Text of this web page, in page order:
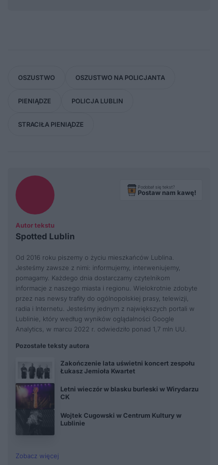
OSZUSTWO OSZUSTWO NA POLICJANTA
PIENIĄDZE POLICJA LUBLIN
STRACIŁA PIENIĄDZE
Autor tekstu
Spotted Lublin
Podobał się tekst?
Postaw nam kawę!
Od 2016 roku piszemy o życiu mieszkańców Lublina.
Jesteśmy zawsze z nimi: informujemy, interweniujemy,
pomagamy. Każdego dnia dostarczamy czytelnikom
informacje z naszego miasta i regionu. Wielokrotnie zdobyte
przez nas newsy trafiły do ogólnopolskiej prasy, telewizji,
radia i Internetu. Jesteśmy jednym z największych portali w
Lublinie, który według wyników oglądalności Google
Analytics, w marcu 2022 r. odwiedziło ponad 1,7 mln UU.
Pozostałe teksty autora
Zakończenie lata uświetni koncert zespołu
Łukasz Jemioła Kwartet
Letni wieczór w blasku burleski w Wirydarzu
CK
Wojtek Cugowski w Centrum Kultury w
Lublinie
Zobacz więcej